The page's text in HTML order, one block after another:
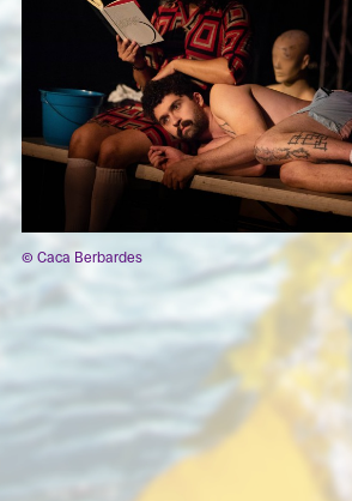
© Caca Berbardes